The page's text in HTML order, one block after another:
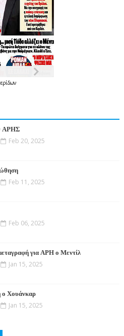
ΑΡΗΣ
Feb 20, 2025
Feb 11, 2025
Feb 06, 2025
για ΑΡΗ ο Μεντίλ
Jan 15, 2025
ο Χουάνκαρ
Jan 15, 2025